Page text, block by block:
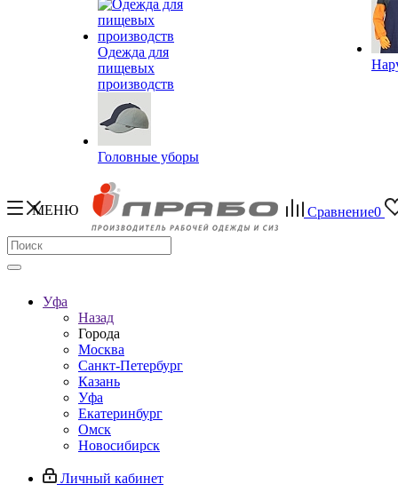
Одежда для
пищевых
производств
Головные уборы
МЕНЮ Сравнение0
Уфа
Назад
Города
Москва
Санкт-Петербург
Казань
Уфа
Екатеринбург
Омск
Новосибирск
Личный кабинет